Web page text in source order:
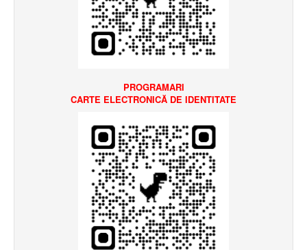
PROGRAMARI
CARTE ELECTRONICĂ DE IDENTITATE